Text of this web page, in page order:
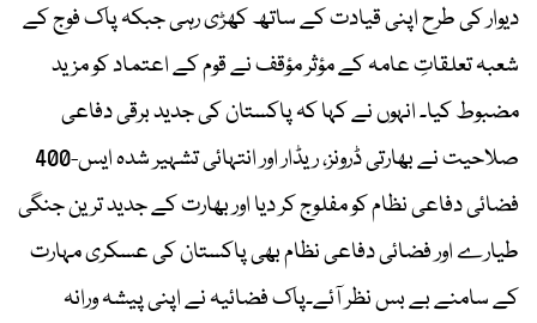
دیوار کی طرح اپنی قیادت کے ساتھ کھڑی رہی جبکہ پاک فوج کے
شعبہ تعلقاتِ عامہ کے مؤثر مؤقف نے قوم کے اعتماد کو مزید
مضبوط کیا۔ انہوں نے کہا کہ پاکستان کی جدید برقی دفاعی
صلاحیت نے بھارتی ڈرونز، ریڈار اور انتہائی تشہیر شدہ ایس-400
فضائی دفاعی نظام کو مفلوج کر دیا اور بھارت کے جدید ترین جنگی
طیارے اور فضائی دفاعی نظام بھی پاکستان کی عسکری مہارت
کے سامنے بے بس نظر آئے۔پاک فضائیہ نے اپنی پیشہ ورانہ